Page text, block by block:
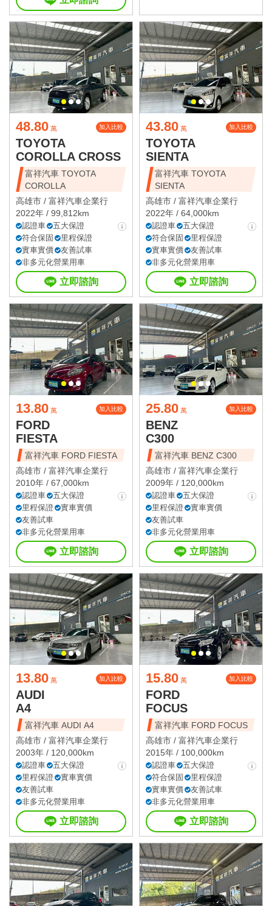
48.80 萬 加入比較
TOYOTA
COROLLA CROSS
富祥汽車 TOYOTA
COROLLA
高雄市 / 富祥汽車企業行
2022年 / 99,812km
認證車
五大保證
符合保固
里程保證
實車實價
友善試車
非多元化營業用車
立即諮詢
43.80 萬 加入比較
TOYOTA
SIENTA
富祥汽車 TOYOTA
SIENTA
高雄市 / 富祥汽車企業行
2022年 / 64,000km
認證車
五大保證
符合保固
里程保證
實車實價
友善試車
非多元化營業用車
立即諮詢
13.80 萬 加入比較
FORD
FIESTA
富祥汽車 FORD FIESTA
高雄市 / 富祥汽車企業行
2010年 / 67,000km
認證車
五大保證
里程保證
實車實價
友善試車
非多元化營業用車
立即諮詢
25.80 萬 加入比較
BENZ
C300
富祥汽車 BENZ C300
高雄市 / 富祥汽車企業行
2009年 / 120,000km
認證車
五大保證
里程保證
實車實價
友善試車
非多元化營業用車
立即諮詢
13.80 萬 加入比較
AUDI
A4
富祥汽車 AUDI A4
高雄市 / 富祥汽車企業行
2003年 / 120,000km
認證車
五大保證
里程保證
實車實價
友善試車
非多元化營業用車
立即諮詢
15.80 萬 加入比較
FORD
FOCUS
富祥汽車 FORD FOCUS
高雄市 / 富祥汽車企業行
2015年 / 100,000km
認證車
五大保證
符合保固
里程保證
實車實價
友善試車
非多元化營業用車
立即諮詢